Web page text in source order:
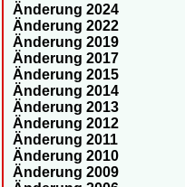
Änderung 2024
Änderung 2022
Änderung 2019
Änderung 2017
Änderung 2015
Änderung 2014
Änderung 2013
Änderung 2012
Änderung 2011
Änderung 2010
Änderung 2009